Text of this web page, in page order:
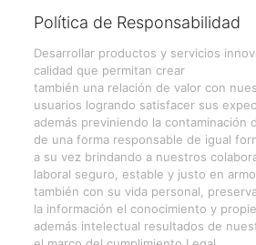
Política de Responsabilidad
Desarrollar productos y servicios
calidad que permitan crear
también una relación de valor con
usuarios logrando satisfacer sus
además previniendo la contaminación
de una forma responsable de igual
a su vez brindando a nuestros
laboral seguro, estable y justo en
también con su vida personal,
la información el conocimiento y
además intelectual resultados de